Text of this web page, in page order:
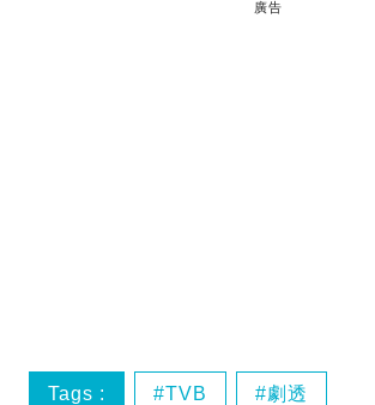
廣告
Tags : TVB 劇透